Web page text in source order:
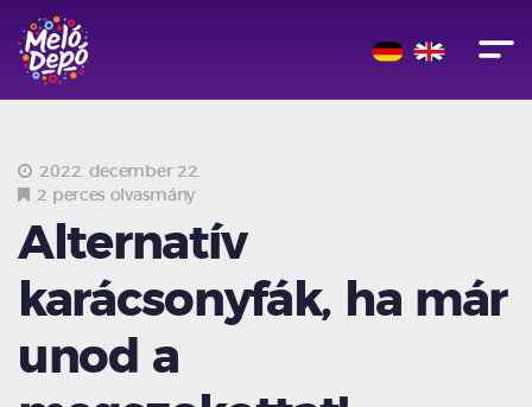
2022. december 22.
2 perces olvasmány
Alternatív
karácsonyfák, ha már
unod a